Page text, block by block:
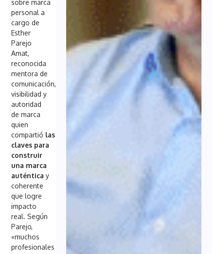
sobre marca
personal a
cargo de
Esther
Parejo
Amat,
reconocida
mentora de
comunicación,
visibilidad y
autoridad
de marca
quien
compartió las
claves para
construir
una marca
auténtica y
coherente
que logre
impacto
real. Según
Parejo,
«muchos
profesionales